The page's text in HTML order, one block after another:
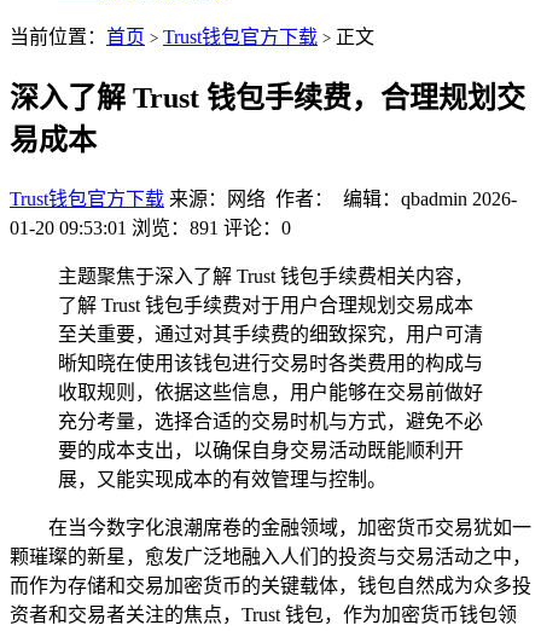
当前位置： 首页 > Trust钱包官方下载 > 正文
深入了解 Trust 钱包手续费，合理规划交
易成本
Trust钱包官方下载 来源：网络 作者： 编辑：qbadmin 2026-
01-20 09:53:01 浏览：891 评论：0
主题聚焦于深入了解 Trust 钱包手续费相关内容，
了解 Trust 钱包手续费对于用户合理规划交易成本
至关重要，通过对其手续费的细致探究，用户可清
晰知晓在使用该钱包进行交易时各类费用的构成与
收取规则，依据这些信息，用户能够在交易前做好
充分考量，选择合适的交易时机与方式，避免不必
要的成本支出，以确保自身交易活动既能顺利开
展，又能实现成本的有效管理与控制。
在当今数字化浪潮席卷的金融领域，加密货币交易犹如一
颗璀璨的新星，愈发广泛地融入人们的投资与交易活动之中，
而作为存储和交易加密货币的关键载体，钱包自然成为众多投
资者和交易者关注的焦点，Trust 钱包，作为加密货币钱包领